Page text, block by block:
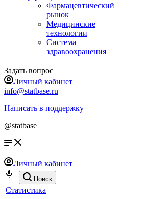
Фармацевтический
рынок
Медицинские
технологии
Система
здравоохранения
Задать вопрос
Личный кабинет
info@statbase.ru
Написать в поддержку
@statbase
Личный кабинет
Поиск
Статистика